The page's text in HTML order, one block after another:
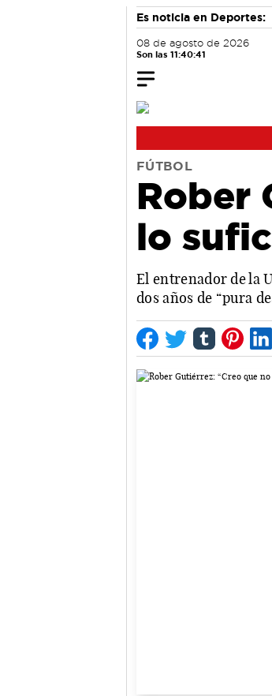
Es noticia en Deportes:
08 de agosto de 2026
Son las 11:40:42
FÚTBOL
Rober
lo
El entrenador de la
dos años de “pura